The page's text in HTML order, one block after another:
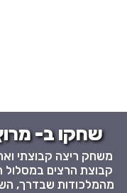
שחקו ב-
משחק ריצה קבוצתי
קבוצת הרצים במסלול
מהמלכודות שבדרך,